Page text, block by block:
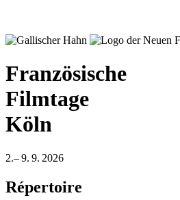
Französische
Filmtage
Köln
2.– 9. 9. 2026
Répertoire